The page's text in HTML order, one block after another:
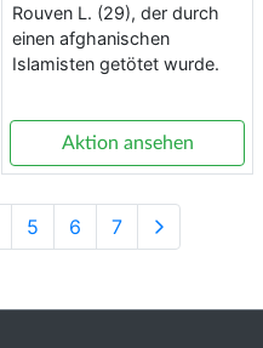
Rouven L. (29), der durch
einen afghanischen
Islamisten getötet wurde.
Aktion ansehen
5 6 7